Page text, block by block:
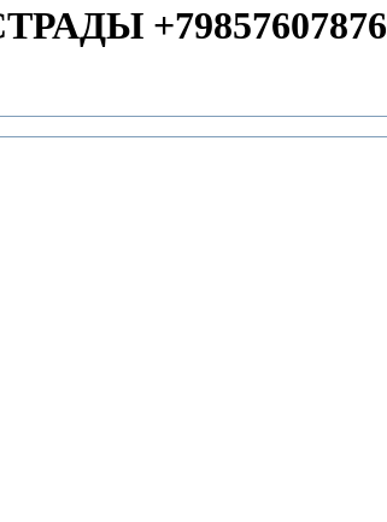
+79857607876